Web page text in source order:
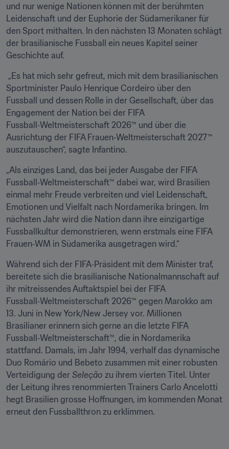
und nur wenige Nationen können mit der berühmten
Leidenschaft und der Euphorie der Südamerikaner für
den Sport mithalten. In den nächsten 13 Monaten schlägt
der brasilianische Fussball ein neues Kapitel seiner
Geschichte auf.
Sportminister Paulo Henrique Cordeiro über den
Fussball und dessen Rolle in der Gesellschaft, über das
Engagement der Nation bei der FIFA
Fussball‑Weltmeisterschaft 2026™ und über die
Ausrichtung der FIFA Frauen‑Weltmeisterschaft 2027™
auszutauschen“, sagte Infantino.
„Als einziges Land, das bei jeder Ausgabe der FIFA
Fussball‑Weltmeisterschaft™ dabei war, wird Brasilien
einmal mehr Freude verbreiten und viel Leidenschaft,
Emotionen und Vielfalt nach Nordamerika bringen. Im
nächsten Jahr wird die Nation dann ihre einzigartige
Fussballkultur demonstrieren, wenn erstmals eine FIFA
Frauen‑WM in Südamerika ausgetragen wird.“
Während sich der FIFA‑Präsident mit dem Minister traf,
bereitete sich die brasilianische Nationalmannschaft auf
ihr mitreissendes Auftaktspiel bei der FIFA
Fussball‑Weltmeisterschaft 2026™ gegen Marokko am
13. Juni in New York/New Jersey vor. Millionen
Brasilianer erinnern sich gerne an die letzte FIFA
Fussball‑Weltmeisterschaft™, die in Nordamerika
stattfand. Damals, im Jahr 1994, verhalf das dynamische
Duo Romário und Bebeto zusammen mit einer robusten
Verteidigung der Seleção zu ihrem vierten Titel. Unter
der Leitung ihres renommierten Trainers Carlo Ancelotti
hegt Brasilien grosse Hoffnungen, im kommenden Monat
erneut den Fussballthron zu erklimmen.